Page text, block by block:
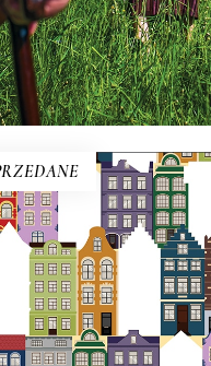
Z PIĘKNEM.
OSZPECANIU